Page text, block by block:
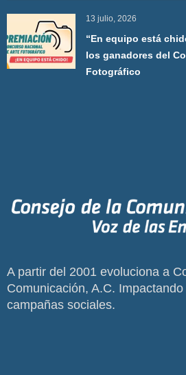
13 julio, 2026
“En equipo está
los ganadores del
Fotográfico
A partir del 2001 evoluciona a
Comunicación, A.C.
campañas sociales.